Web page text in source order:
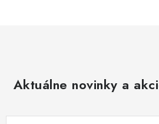
Návody na montáž
Rozbalené,
Nákup na splátky
Aktuálne novinky a